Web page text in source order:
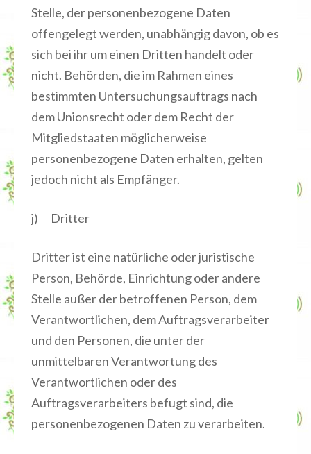
Stelle, der personenbezogene Daten
offengelegt werden, unabhängig davon, ob es
sich bei ihr um einen Dritten handelt oder
nicht. Behörden, die im Rahmen eines
bestimmten Untersuchungsauftrags nach
dem Unionsrecht oder dem Recht der
Mitgliedstaaten möglicherweise
personenbezogene Daten erhalten, gelten
jedoch nicht als Empfänger.
j) Dritter
Dritter ist eine natürliche oder juristische
Person, Behörde, Einrichtung oder andere
Stelle außer der betroffenen Person, dem
Verantwortlichen, dem Auftragsverarbeiter
und den Personen, die unter der
unmittelbaren Verantwortung des
Verantwortlichen oder des
Auftragsverarbeiters befugt sind, die
personenbezogenen Daten zu verarbeiten.